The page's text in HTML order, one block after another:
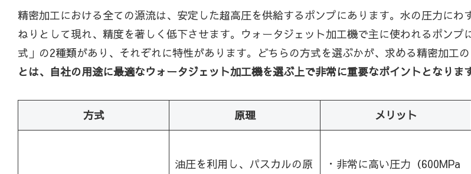
精密加工における全ての源流は、安定した超高圧を供給するポンプにあります。水の圧力に
ねりとして現れ、精度を著しく低下させます。ウォータジェット加工機で主に使われるポン
式」の2種類があり、それぞれに特性があります。どちらの方式を選ぶかが、求める精密加工
とは、自社の用途に最適なウォータジェット加工機を選ぶ上で非常に重要なポイントとなります
方式 原理 メリット
油圧を利用し、パスカルの原 ・非常に高い圧力（600MPa